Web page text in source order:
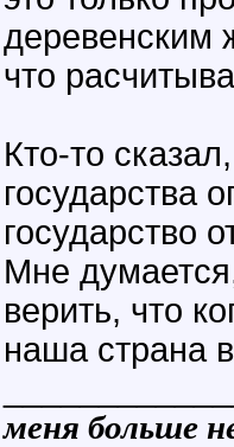
деревенским
что
Кто-то
государства
государство
Мне
верить, что
наша страна
меня больше